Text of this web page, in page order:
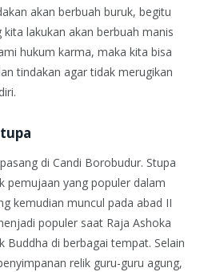
akan berbuah buruk, begitu
lakukan akan berbuah manis
hukum karma, maka kita bisa
tindakan agar tidak merugikan
di Candi Borobudur. Stupa
pemujaan yang populer dalam
kemudian muncul pada abad II
populer saat Raja Ashoka
Buddha di berbagai tempat. Selain
relik guru-guru agung,